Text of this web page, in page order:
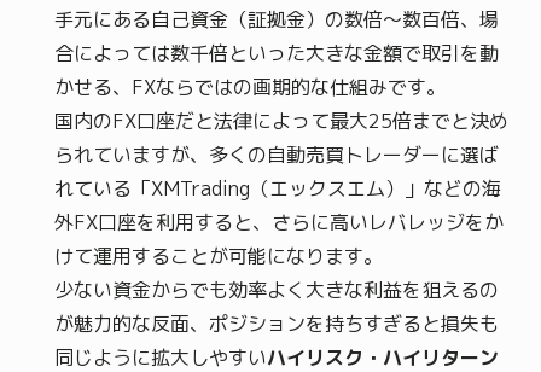
手元にある自己資金（証拠金）の数倍〜数百倍、場
合によっては数千倍といった大きな金額で取引を動
かせる、FXならではの画期的な仕組みです。
国内のFX口座だと法律によって最大25倍までと決め
られていますが、多くの自動売買トレーダーに選ば
れている「XMTrading（エックスエム）」などの海
外FX口座を利用すると、さらに高いレバレッジをか
けて運用することが可能になります。
少ない資金からでも効率よく大きな利益を狙えるの
が魅力的な反面、ポジションを持ちすぎると損失も
同じように拡大しやすいハイリスク・ハイリターン